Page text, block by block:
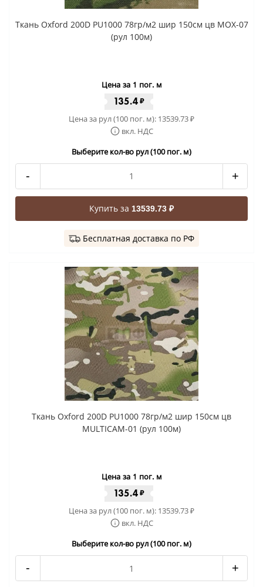
Ткань Oxford 200D PU1000 78гр/м2 шир 150см цв MOX-07
(рул 100м)
Цена за 1 пог. м
135.4 ₽
Цена за рул (100 пог. м): 13539.73₽
вкл. НДС
Выберите кол-во рул (100 пог. м)
- +
Купить за 13539.73 ₽
Бесплатная доставка по РФ
Ткань Oxford 200D PU1000 78гр/м2 шир 150см цв
MULTICAM-01 (рул 100м)
Цена за 1 пог. м
135.4 ₽
Цена за рул (100 пог. м): 13539.73₽
вкл. НДС
Выберите кол-во рул (100 пог. м)
- +